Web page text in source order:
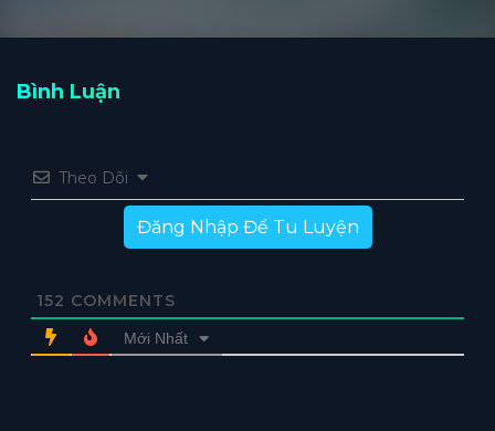
Bình Luận
Theo Dõi
Đăng Nhập Để Tu Luyện
152 COMMENTS
Mới Nhất